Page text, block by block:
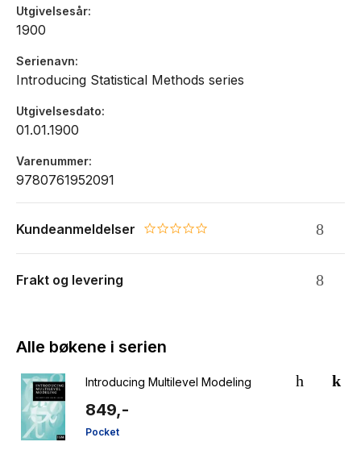
Utgivelsesår
1900
Serienavn
Introducing Statistical Methods series
Utgivelsesdato
01.01.1900
Varenummer
9780761952091
Kundeanmeldelser 0.0 star rating
Frakt og levering
Alle bøkene i serien
Introducing Multilevel Modeling
849,-
Pocket